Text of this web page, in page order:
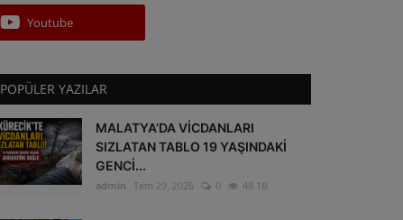
Youtube
POPÜLER YAZILAR
MALATYA’DA VİCDANLARI
SIZLATAN TABLO 19 YAŞINDAKİ
GENCİ...
admin Tem 29, 2026 0 48.1B